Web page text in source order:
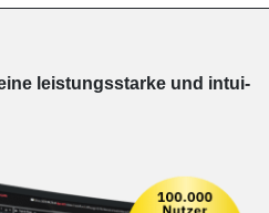
leis­tungs­star­ke und in­tui­